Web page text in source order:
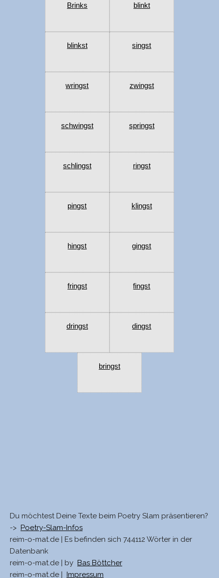
Brinks blinkt
blinkst singst
wringst zwingst
schwingst springst
schlingst ringst
pingst klingst
hingst gingst
fringst fingst
dringst dingst
bringst
Du möchtest Deine Texte beim Poetry Slam präsentieren?
-> Poetry-Slam-Infos
reim-o-mat.de | Es befinden sich 744112 Wörter in der
Datenbank
reim-o-mat.de | by Bas Böttcher
reim-o-mat.de |
Impressum